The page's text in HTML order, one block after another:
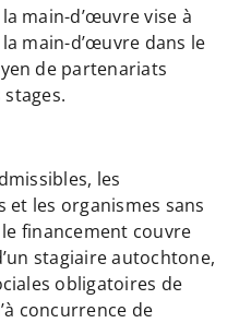
main-d’œuvre vise à
main-d’œuvre dans le
de partenariats
les
les organismes sans
financement couvre
stagiaire autochtone,
obligatoires de
concurrence de